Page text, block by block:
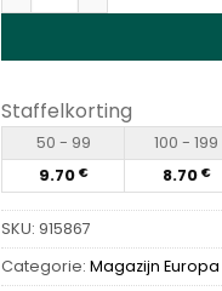
Staffelkorting
50 - 99 100 - 199
9.70 € 8.70 €
SKU: 915867
Categorie: Magazijn Europa